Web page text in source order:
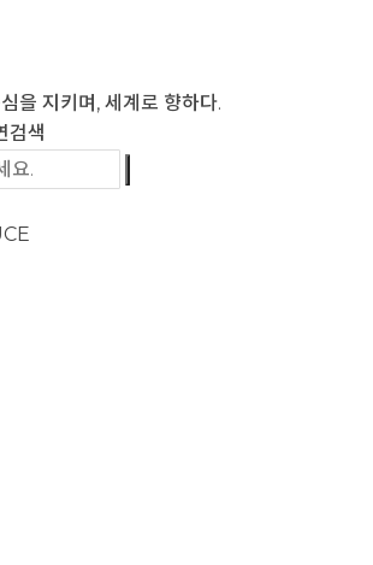
을 지키며, 세계로 향하다.
검색